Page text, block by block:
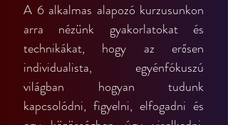
A 6 alkalmas alapozó kurzusunkon
arra nézünk gyakorlatokat és
technikákat, hogy az erősen
individualista, egyénfókuszú
világban hogyan tudunk
kapcsolódni, figyelni, elfogadni és